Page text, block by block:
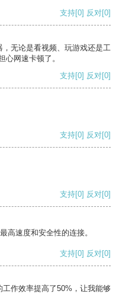
支持[0] 反对[0]
无论是看视频、玩游戏还是工
心网速卡顿了。
支持[0] 反对[0]
支持[0] 反对[0]
支持[0] 反对[0]
高速度和安全性的连接。
支持[0] 反对[0]
作效率提高了50%，让我能够